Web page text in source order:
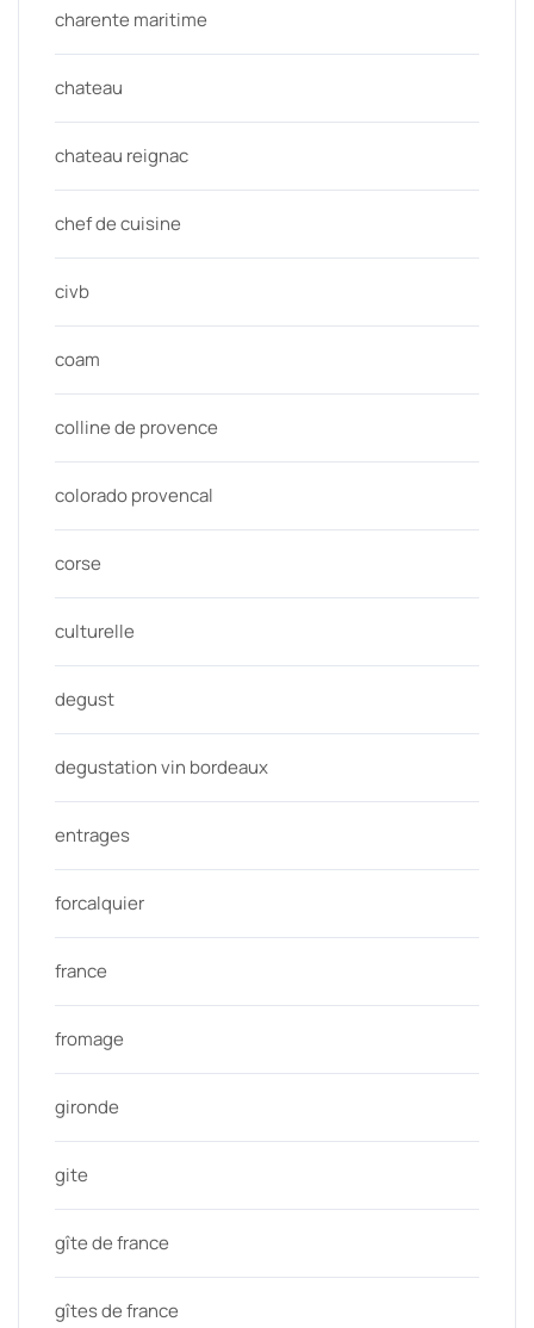
charente maritime
chateau
chateau reignac
chef de cuisine
civb
coam
colline de provence
colorado provencal
corse
culturelle
degust
degustation vin bordeaux
entrages
forcalquier
france
fromage
gironde
gite
gîte de france
gîtes de france